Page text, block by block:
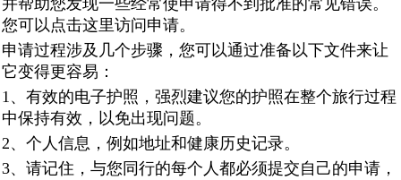
并帮助您发现一些经常使申请得不到批准的常见错误。
您可以点击这里访问申请。
申请过程涉及几个步骤，您可以通过准备以下文件来让
它变得更容易：
1、有效的电子护照，强烈建议您的护照在整个旅行过程
中保持有效，以免出现问题。
2、个人信息，例如地址和健康历史记录。
3、请记住，与您同行的每个人都必须提交自己的申请，